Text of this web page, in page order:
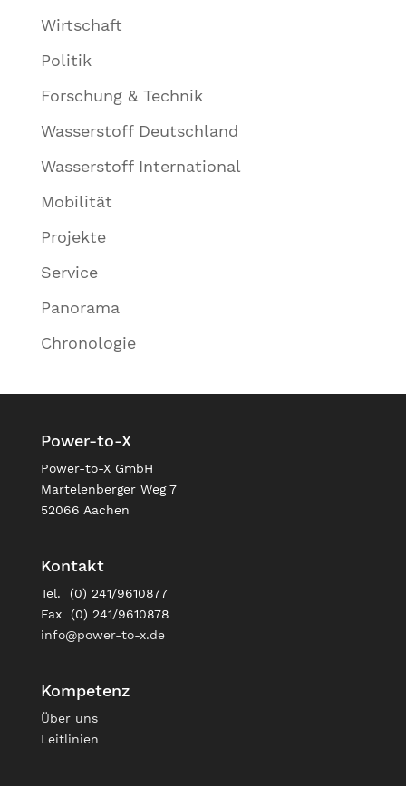
Wirtschaft
Politik
Forschung & Technik
Wasserstoff Deutschland
Wasserstoff International
Mobilität
Projekte
Service
Panorama
Chronologie
Power-to-X
Power-to-X GmbH
Martelenberger Weg 7
52066 Aachen
Kontakt
Tel. (0) 241/9610877
Fax (0) 241/9610878
info@power-to-x.de
Kompetenz
Über uns
Leitlinien